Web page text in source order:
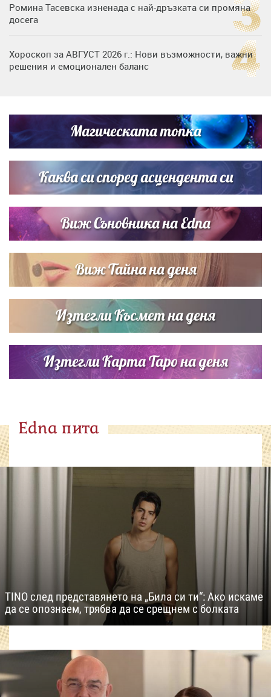
Ромина Тасевска изненада с най-дръзката си промяна
досега
Хороскоп за АВГУСТ 2026 г.: Нови възможности, важни
решения и емоционален баланс
си деца на семейна морска приказка
Звездна ваканция в Майорка: Дженифър Анистън,
Кортни Кокс и Джим Къртис заедно на яхта
Магическата топка
Каква си според асцендента си
Виж Съновника на Edna
Виж Тайна на деня
Изтегли Късмет на деня
Изтегли Карта Таро на деня
Edna пита
TINO след представянето на „Била си ти“: Ако искаме
да се опознаем, трябва да се срещнем с болката